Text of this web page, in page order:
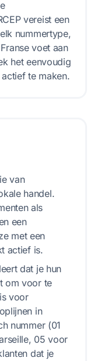
vereist een
nummertype,
voet aan
het eenvoudig
te maken.
van
handel.
als
een
met een
actief is.
dat je hun
om voor te
voor
in
nummer (01
05 voor
dat je